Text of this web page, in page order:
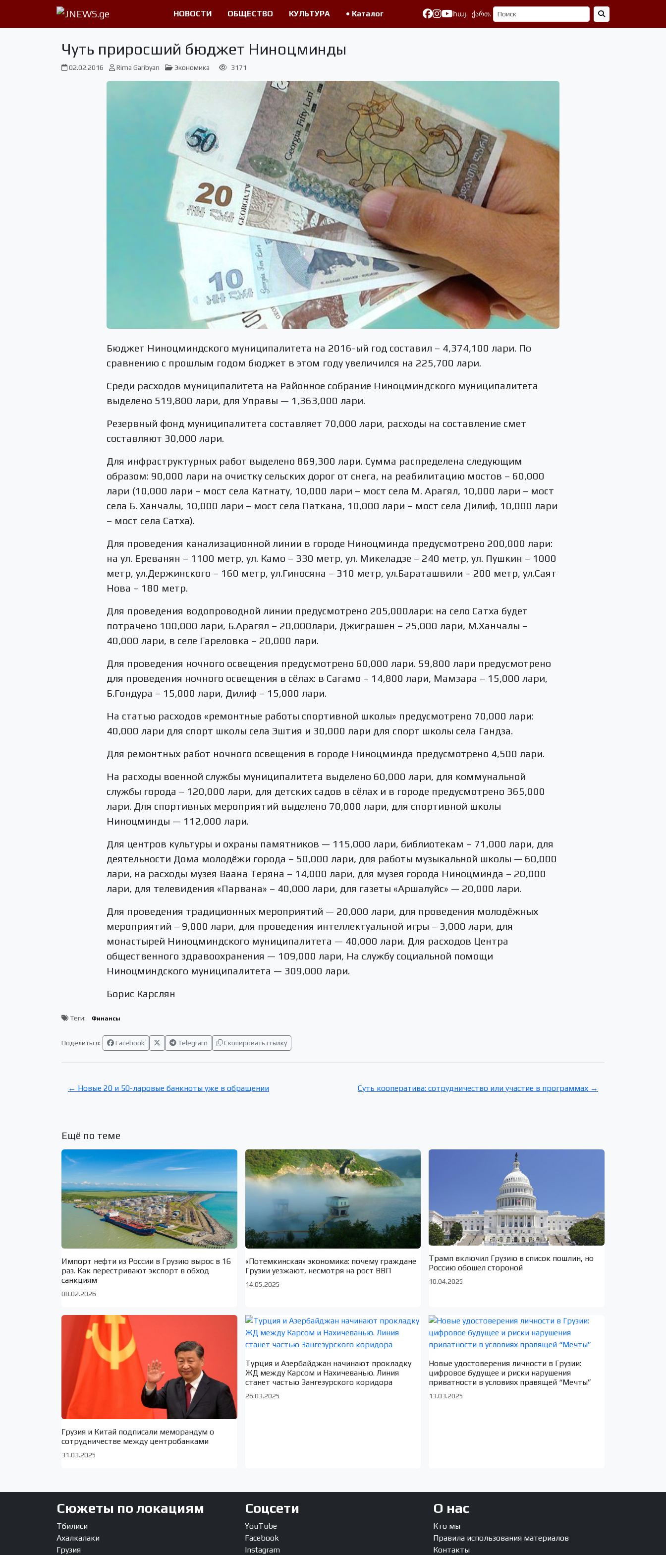
НОВОСТИ ОБЩЕСТВО КУЛЬТУРА • Каталог հայ. ქართ.
Чуть приросший бюджет Ниноцминды
02.02.2016 Rima Garibyan Экономика 3171
Бюджет Ниноцминдского муниципалитета на 2016-ый год составил – 4,374,100 лари. По
сравнению с прошлым годом бюджет в этом году увеличился на 225,700 лари.
Среди расходов муниципалитета на Районное собрание Ниноцминдского муниципалитета
выделено 519,800 лари, для Управы — 1,363,000 лари.
Резервный фонд муниципалитета составляет 70,000 лари, расходы на составление смет
составляют 30,000 лари.
Для инфраструктурных работ выделено 869,300 лари. Сумма распределена следующим
образом: 90,000 лари на очистку сельских дорог от снега, на реабилитацию мостов – 60,000
лари (10,000 лари – мост села Катнату, 10,000 лари – мост села М. Арагял, 10,000 лари – мост
села Б. Ханчалы, 10,000 лари – мост села Паткана, 10,000 лари – мост села Дилиф, 10,000 лари
– мост села Сатха).
Для проведения канализационной линии в городе Ниноцминда предусмотрено 200,000 лари:
на ул. Ереванян – 1100 метр, ул. Камо – 330 метр, ул. Микеладзе – 240 метр, ул. Пушкин – 1000
метр, ул.Держинского – 160 метр, ул.Гиносяна – 310 метр, ул.Бараташвили – 200 метр, ул.Саят
Нова – 180 метр.
Для проведения водопроводной линии предусмотрено 205,000лари: на село Сатха будет
потрачено 100,000 лари, Б.Арагял – 20,000лари, Джиграшен – 25,000 лари, М.Ханчалы –
40,000 лари, в селе Гареловка – 20,000 лари.
Для проведения ночного освещения предусмотрено 60,000 лари. 59,800 лари предусмотрено
для проведения ночного освещения в сёлах: в Сагамо – 14,800 лари, Мамзара – 15,000 лари,
Б.Гондура – 15,000 лари, Дилиф – 15,000 лари.
На статью расходов «ремонтные работы спортивной школы» предусмотрено 70,000 лари:
40,000 лари для спорт школы села Эштия и 30,000 лари для спорт школы села Гандза.
Для ремонтных работ ночного освещения в городе Ниноцминда предусмотрено 4,500 лари.
На расходы военной службы муниципалитета выделено 60,000 лари, для коммунальной
службы города – 120,000 лари, для детских садов в сёлах и в городе предусмотрено 365,000
лари. Для спортивных мероприятий выделено 70,000 лари, для спортивной школы
Ниноцминды — 112,000 лари.
Для центров культуры и охраны памятников — 115,000 лари, библиотекам – 71,000 лари, для
деятельности Дома молодёжи города – 50,000 лари, для работы музыкальной школы — 60,000
лари, на расходы музея Ваана Теряна – 14,000 лари, для музея города Ниноцминда – 20,000
лари, для телевидения «Парвана» – 40,000 лари, для газеты «Аршалуйс» — 20,000 лари.
Для проведения традиционных мероприятий — 20,000 лари, для проведения молодёжных
мероприятий – 9,000 лари, для проведения интеллектуальной игры – 3,000 лари, для
монастырей Ниноцминдского муниципалитета — 40,000 лари. Для расходов Центра
общественного здравоохранения — 109,000 лари, На службу социальной помощи
Ниноцминдского муниципалитета — 309,000 лари.
Борис Карслян
Теги: Финансы
Поделиться: Facebook Telegram Скопировать ссылку
← Новые 20 и 50-ларовые банкноты уже в обращении Суть кооператива: сотрудничество или участие в программах →
Ещё по теме
Импорт нефти из России в Грузию вырос в 16
раз. Как перестривают экспорт в обход
санкциям
08.02.2026
«Потемкинская» экономика: почему граждане
Грузии уезжают, несмотря на рост ВВП
14.05.2025
Трамп включил Грузию в список пошлин, но
Россию обошел стороной
10.04.2025
Грузия и Китай подписали меморандум о
сотрудничестве между центробанками
31.03.2025
Турция и Азербайджан начинают прокладку
ЖД между Карсом и Нахичеванью. Линия
станет частью Зангезурского коридора
26.03.2025
Новые удостоверения личности в Грузии:
цифровое будущее и риски нарушения
приватности в условиях правящей “Мечты”
13.03.2025
Сюжеты по локациям
Тбилиси
Ахалкалаки
Грузия
Соцсети
YouTube
Facebook
Instagram
О нас
Кто мы
Правила использования материалов
Контакты